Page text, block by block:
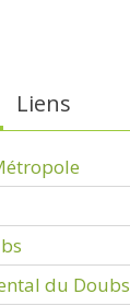
Liens
du Doubs